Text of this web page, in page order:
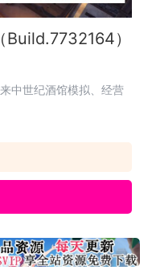
）
中世纪酒馆模拟、经营